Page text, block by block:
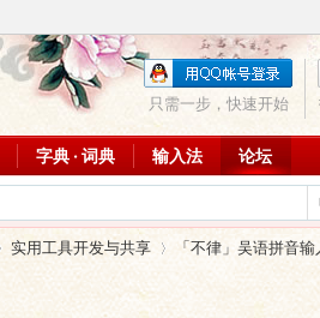
只需一步，快速开始
字典 · 词典 输入法 论坛
实用工具开发与共享 「不律」吴语拼音输